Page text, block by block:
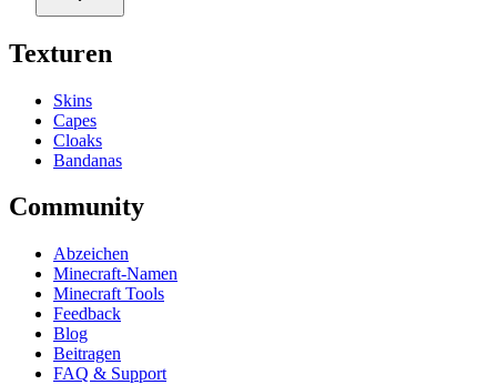
Texturen
Skins
Capes
Cloaks
Bandanas
Community
Abzeichen
Minecraft-Namen
Minecraft Tools
Feedback
Blog
Beitragen
FAQ & Support